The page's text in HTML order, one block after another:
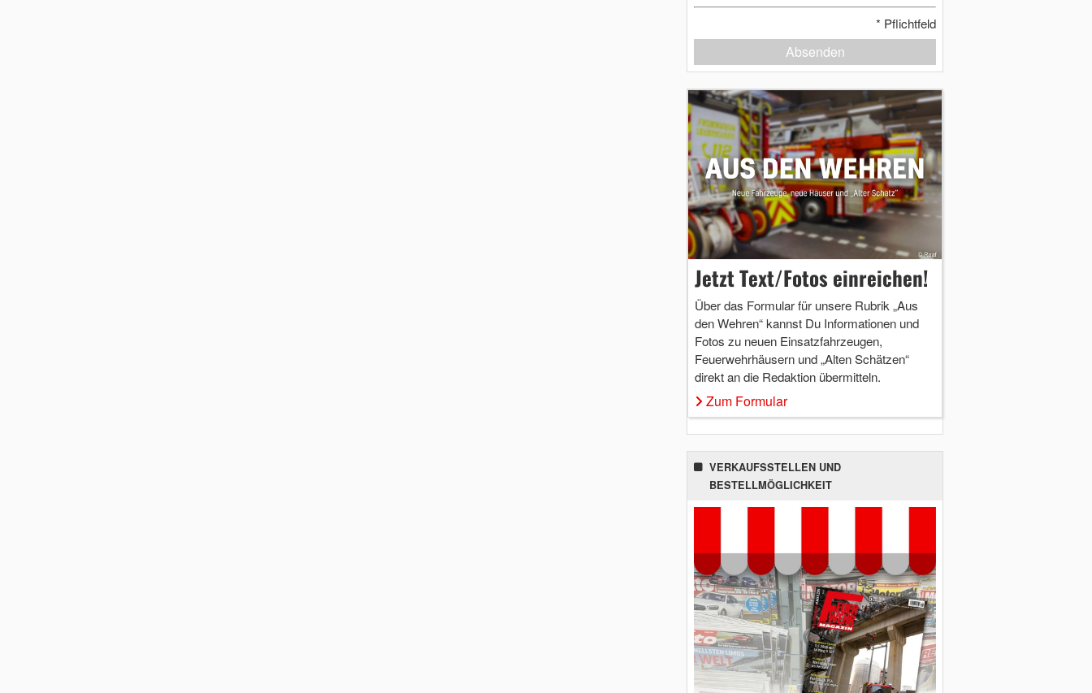
* Pflichtfeld
Absenden
Jetzt Text/Fotos einreichen!
Über das Formular für unsere Rubrik „Aus
den Wehren“ kannst Du Informationen und
Fotos zu neuen Einsatzfahrzeugen,
Feuerwehrhäusern und „Alten Schätzen“
direkt an die Redaktion übermitteln.
Zum Formular
VERKAUFSSTELLEN UND
BESTELLMÖGLICHKEIT